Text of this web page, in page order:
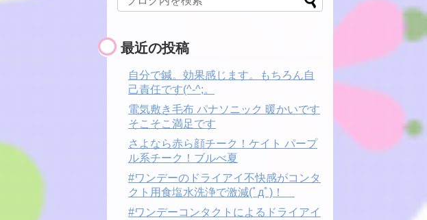
最近の投稿
自分で鍼。効果感じます。もちろん自
己責任です(^-^;。
電気敷き毛布 パナソニック 暖かいです
そこそこ満足です
さよなら赤ら顔チーク！ケイト パープ
ル系チーク！ブルべ夏
#ワンデーのドライアイ不快感がコンタ
クト用食塩水洗浄で激減(ﾟдﾟ)！
#ワンデーコンタクトによるドライアイ